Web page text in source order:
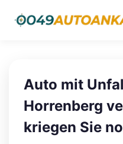
Auto mit
Horrenberg
kriegen Sie